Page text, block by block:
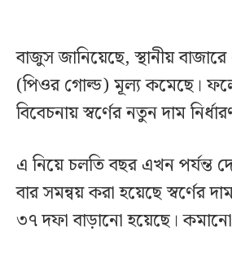
বাজুস জানিয়েছে, স্থানীয় বাজারে
(পিওর গোল্ড) মূল্য কমেছে। ফলে
বিবেচনায় স্বর্ণের নতুন দাম
এ নিয়ে চলতি বছর এখন পর্যন্ত
বার সমন্বয় করা হয়েছে স্বর্ণের
৩৭ দফা বাড়ানো হয়েছে।